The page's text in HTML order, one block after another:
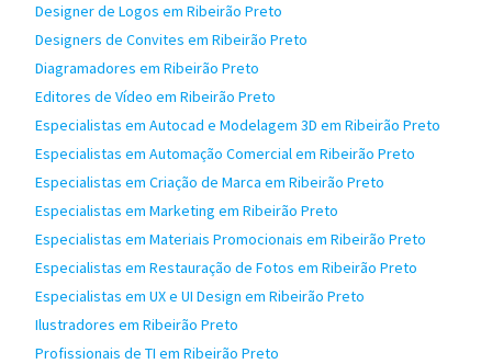
Designer de Logos em Ribeirão Preto
Designers de Convites em Ribeirão Preto
Diagramadores em Ribeirão Preto
Editores de Vídeo em Ribeirão Preto
Especialistas em Autocad e Modelagem 3D em Ribeirão Preto
Especialistas em Automação Comercial em Ribeirão Preto
Especialistas em Criação de Marca em Ribeirão Preto
Especialistas em Marketing em Ribeirão Preto
Especialistas em Materiais Promocionais em Ribeirão Preto
Especialistas em Restauração de Fotos em Ribeirão Preto
Especialistas em UX e UI Design em Ribeirão Preto
Ilustradores em Ribeirão Preto
Profissionais de TI em Ribeirão Preto